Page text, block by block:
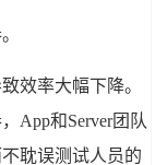
效率大幅下降。
App和Server团队
耽误测试人员的